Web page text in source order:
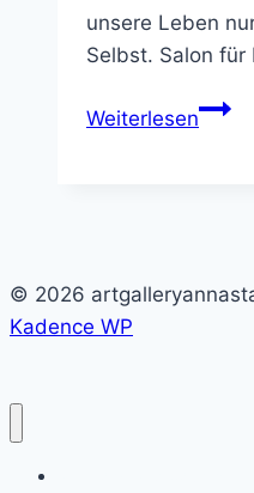
unsere Leben
Selbst. Salon
Weiterlesen4
© 2026
Kadence WP